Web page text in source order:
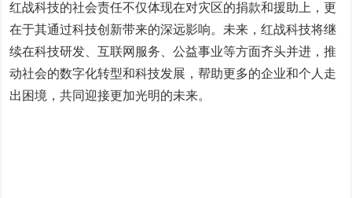
红战科技的社会责任不仅体现在对灾区的捐款和援助上，更
在于其通过科技创新带来的深远影响。未来，红战科技将继
续在科技研发、互联网服务、公益事业等方面齐头并进，推
动社会的数字化转型和科技发展，帮助更多的企业和个人走
出困境，共同迎接更加光明的未来。